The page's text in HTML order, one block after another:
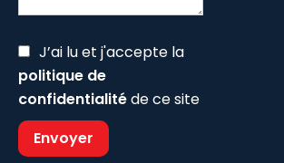
J’ai lu et j'accepte la
politique de
confidentialitéde ce site
Envoyer